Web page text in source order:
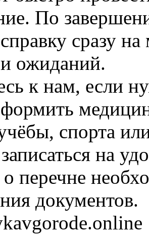
По
сразу
ожиданий.
к нам, если
спорта
на
перечне
документов.